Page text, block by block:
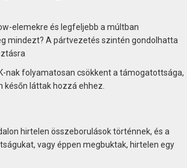
elemekre és legfeljebb a múltban
mindezt? A pártvezetés szintén gondolhatta
nak folyamatosan csökkent a támogatottsága,
láttak hozzá ehhez.
hirtelen összeborulások történnek, és a
vagy éppen megbuktak, hirtelen egy